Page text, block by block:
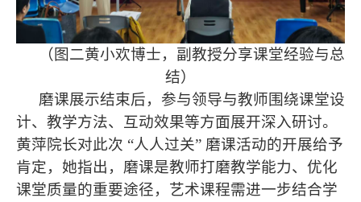
（图二黄小欢博士，副教授分享课堂经验与总
结）
磨课展示结束后，参与领导与教师围绕课堂设
计、教学方法、互动效果等方面展开深入研讨。
黄萍院长对此次 “人人过关” 磨课活动的开展给予
肯定，她指出，磨课是教师打磨教学能力、优化
课堂质量的重要途径，艺术课程需进一步结合学